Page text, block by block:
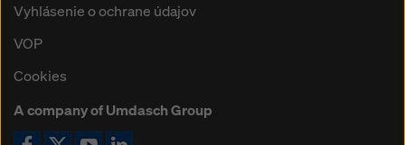
Vyhlásenie o ochrane údajov
VOP
Cookies
A company of Umdasch Group
Ikona Facebook
Ikona XIkona YouTube
Ikona LinkedIn